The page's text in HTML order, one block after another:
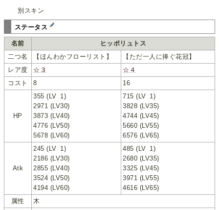
別スキン
ステータス
名前
ヒッポリュトス
二つ名
【ほんわかフローリスト】
【ただ一人に捧ぐ花冠】
レア度
☆３
☆４
コスト
8 16
HP
355 (LV 1)
2971 (LV30)
3873 (LV40)
4776 (LV50)
5678 (LV60)
715 (LV 1)
3828 (LV35)
4744 (LV45)
5660 (LV55)
6576 (LV65)
Atk
245 (LV 1)
2186 (LV30)
2855 (LV40)
3524 (LV50)
4194 (LV60)
485 (LV 1)
2680 (LV35)
3325 (LV45)
3971 (LV55)
4616 (LV65)
属性
木